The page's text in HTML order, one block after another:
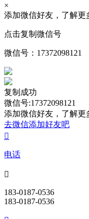
×
添加微信好友，了解更
点击复制微信号
微信号： 17372098121
复制成功
微信号:17372098121
添加微信好友，了解更
去微信添加好友吧

电话

183-0187-0536
183-0187-0536